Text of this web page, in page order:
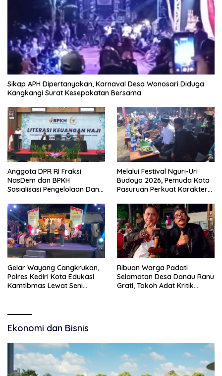
Sikap APH Dipertanyakan, Karnaval Desa Wonosari Diduga
Kangkangi Surat Kesepakatan Bersama
Anggota DPR RI Fraksi
NasDem dan BPKH
Sosialisasi Pengelolaan Dana
Melalui Festival Nguri-Uri
Budoyo 2026, Pemuda Kota
Pasuruan Perkuat Karakter
Narkoba
Gelar Wayang Cangkrukan,
Polres Kediri Kota Edukasi
Kamtibmas Lewat Seni
Ribuan Warga Padati
Selamatan Desa Danau Ranu
Grati, Tokoh Adat Kritik
Ekonomi dan Bisnis